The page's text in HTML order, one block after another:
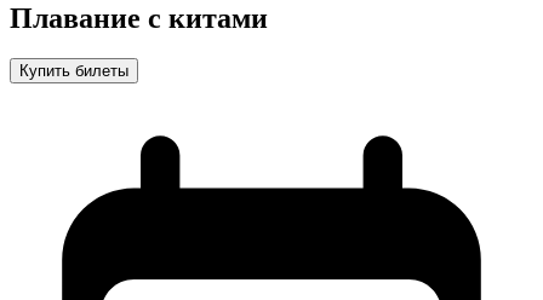
Плавание с китами
Купить билеты